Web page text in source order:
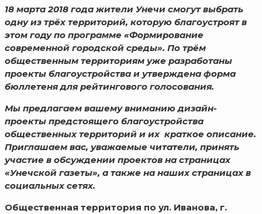
18 марта 2018 года жители Унечи смогут выбрать
одну из трёх территорий, которую благоустроят в
этом году по программе «Формирование
современной городской среды». По трём
общественным территориям уже разработаны
проекты благоустройства и утверждена форма
бюллетеня для рейтингового голосования.
Мы предлагаем вашему вниманию дизайн-
проекты предстоящего благоустройства
общественных территорий и их краткое описание.
Приглашаем вас, уважаемые читатели, принять
участие в обсуждении проектов на страницах
«Унечской газеты», а также на наших страницах в
социальных сетях.
Общественная территория по ул. Иванова, г.